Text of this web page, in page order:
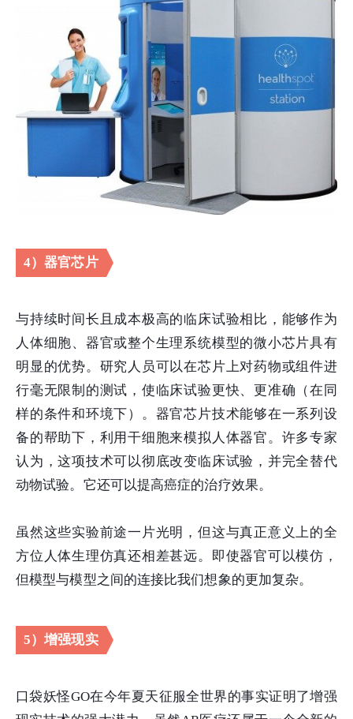
4）器官芯片
与持续时间长且成本极高的临床试验相比，能够作为
人体细胞、器官或整个生理系统模型的微小芯片具有
明显的优势。研究人员可以在芯片上对药物或组件进
行毫无限制的测试，使临床试验更快、更准确（在同
样的条件和环境下）。器官芯片技术能够在一系列设
备的帮助下，利用干细胞来模拟人体器官。许多专家
认为，这项技术可以彻底改变临床试验，并完全替代
动物试验。它还可以提高癌症的治疗效果。
虽然这些实验前途一片光明，但这与真正意义上的全
方位人体生理仿真还相差甚远。即使器官可以模仿，
但模型与模型之间的连接比我们想象的更加复杂。
5）增强现实
口袋妖怪GO在今年夏天征服全世界的事实证明了增强